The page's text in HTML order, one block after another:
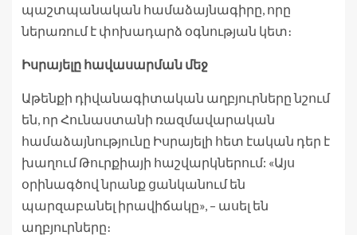
պաշտպանական համաձայնագիրը, որը
ներառում է փոխադարձ օգնության կետ։
Իսրայելը հավասարման մեջ
Աթենքի դիվանագիտական ​​աղբյուրները նշում
են, որ Հունաստանի ռազմավարական
համաձայնությունը Իսրայելի հետ էական դեր է
խաղում Թուրքիայի հաշվարկներում: «Այս
օրինագծով նրանք ցանկանում են
պարզաբանել իրավիճակը», – ասել են
աղբյուրները։